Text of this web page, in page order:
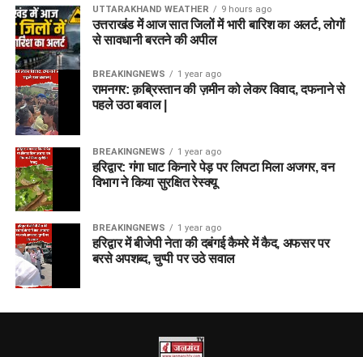
UTTARAKHAND WEATHER 9 hours ago
उत्तराखंड में आज सात जिलों में भारी बारिश का अलर्ट, लोगों
से सावधानी बरतने की अपील
BREAKINGNEWS 1 year ago
रामनगर: क़ब्रिस्तान की ज़मीन को लेकर विवाद, दफनाने से
पहले उठा बवाल |
BREAKINGNEWS 1 year ago
हरिद्वार: गंगा घाट किनारे पेड़ पर लिपटा मिला अजगर, वन
विभाग ने किया सुरक्षित रेस्क्यू
BREAKINGNEWS 1 year ago
हरिद्वार में बीजेपी नेता की दबंगई कैमरे में कैद, अफसर पर
बरसे अपशब्द, चुप्पी पर उठे सवाल